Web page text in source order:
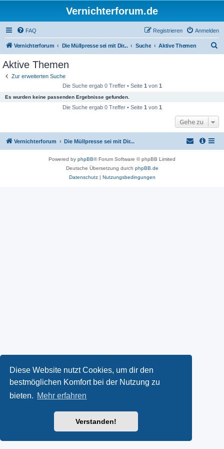
Diese Website nutzt Cookies, um dir den
bestmöglichen Komfort bei der Nutzung zu
bieten. Mehr erfahren
Verstanden!
Vernichterforum.de
FAQ Anmelden
Registrieren
Vernichterforum Die Müllpresse sei mit Dir... Suche Aktive Themen
Aktive Themen
Zur erweiterten Suche
Die Suche ergab 0 Treffer • Seite 1 von 1
Es wurden keine passenden Ergebnisse gefunden.
Die Suche ergab 0 Treffer • Seite 1 von 1
Gehe zu
Vernichterforum Die Müllpresse sei mit Dir...
Powered by phpBB® Forum Software © phpBB Limited
Deutsche Übersetzung durch phpBB.de
Datenschutz| Nutzungsbedingungen